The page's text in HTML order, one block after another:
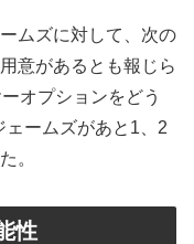
ムズに対して、次の
意があるとも報じら
オプションをどう
ームズがあと1、2
。
性